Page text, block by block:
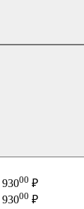
93000 ₽
93000 ₽